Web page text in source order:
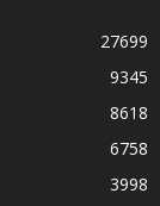
27699
9345
8618
6758
3998